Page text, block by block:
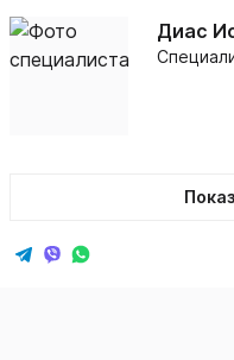
Диас